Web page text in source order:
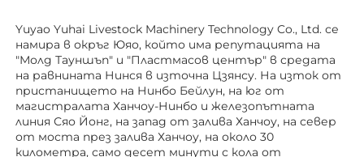
Yuyao Yuhai Livestock Machinery Technology Co., Ltd. се
намира в окръг Юяо, който има репутацията на
"Молд Тауншъп" и "Пластмасов център" в средата
на равнината Нинся в източна Цзянсу. На изток от
пристанището на Нинбо Бейлун, на юг от
магистралата Ханчоу-Нинбо и железопътната
линия Сяо Йонг, на запад от залива Ханчоу, на север
от моста през залива Ханчоу, на около 30
километра, само десет минути с кола от